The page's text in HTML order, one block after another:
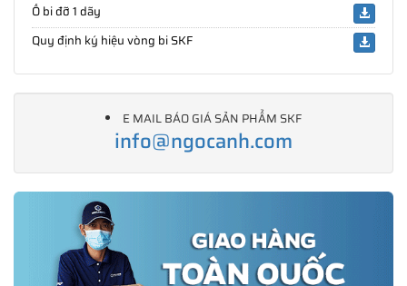
Ổ bi đỡ 1 dãy
Quy định ký hiệu vòng bi SKF
E MAIL BÁO GIÁ SẢN PHẨM SKF
info@ngocanh.com